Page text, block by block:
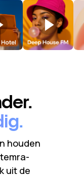
houden
uit de